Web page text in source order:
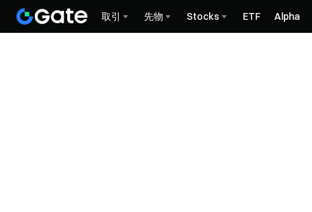
取引 先物 Stocks ETF Alpha